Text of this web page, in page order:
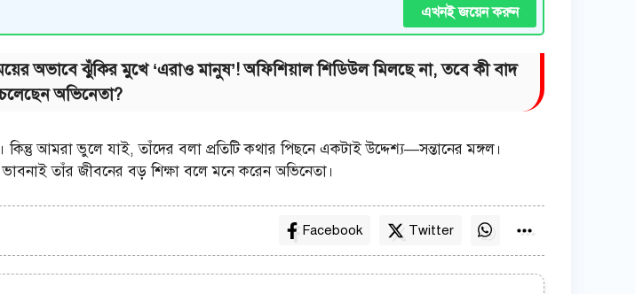
এখনই জয়েন করুন
অভাবে ঝুঁকির মুখে ‘এরাও মানুষ’! অফিশিয়াল শিডিউল মিলছে না, তবে কী বাদ
অভিনেতা?
আমরা ভুলে যাই, তাঁদের বলা প্রতিটি কথার পিছনে একটাই উদ্দেশ্য—সন্তানের মঙ্গল।
তাঁর জীবনের বড় শিক্ষা বলে মনে করেন অভিনেতা।
Facebook Twitter